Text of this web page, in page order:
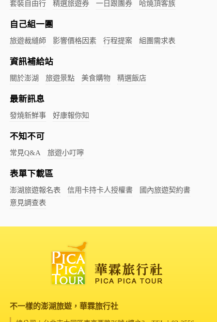
套裝自由行 精選旅遊券 一日跟團券 哈燒頂客族
自己組一團
旅遊裁縫師 影響價格因素 行程提案 組團需求表
資訊補給站
關於澎湖 旅遊景點 美食購物 精選飯店
最新訊息
發燒新鮮事 好康報你知
不知不可
常見Q&A 旅遊小叮嚀
表單下載區
澎湖旅遊報名表 信用卡持卡人授權書
國內旅遊契約書
意見調查表
不一樣的澎湖旅遊，華霖旅行社